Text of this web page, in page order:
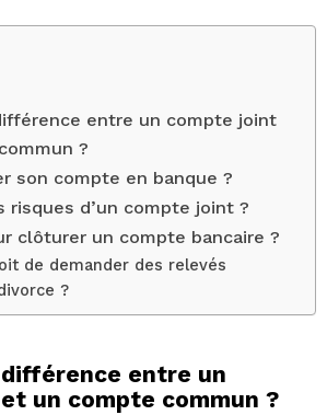
entre un compte joint
?
son compte en banque ?
risques d’un compte joint ?
clôturer un compte bancaire ?
de demander des relevés
?
entre un
un compte commun ?